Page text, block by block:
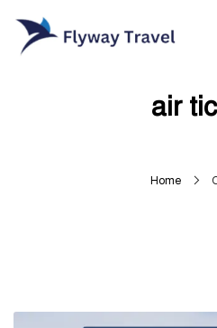
air
Home